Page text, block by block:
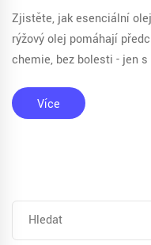
Zjistěte, jak esenciální
rýžový olej pomáhají
chemie, bez bolesti - jen s
Více